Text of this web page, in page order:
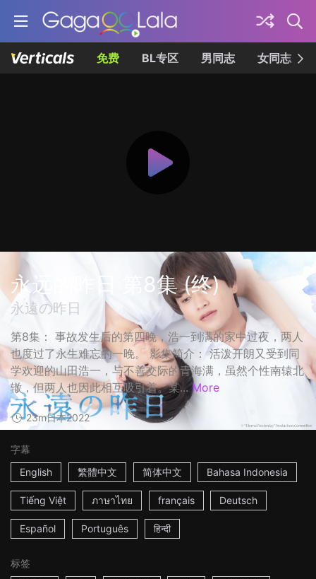
免费 BL专区 男同志 女同志
永远的昨日 第8集 (终)
永遠の昨日
第8集： 事故发生后的第四晚，浩一到满的家中过夜，两人
也度过了永生难忘的一晚。 影集简介： 活泼开朗又受到同
学欢迎的山田浩一，与不善交际的青海满，虽然个性南辕北
辙，但两人也因此相互吸引着。某... More
23m日本2022
字幕
English
繁體中文 简体中文 Bahasa Indonesia
Tiếng Việt ภาษาไทย français Deutsch
Español Português हिन्दी
标签